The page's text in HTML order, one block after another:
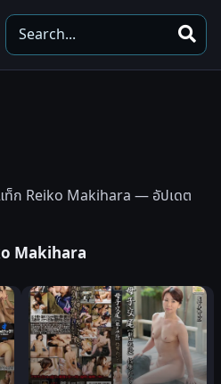
e
a
ท็ก Reiko Makihara — อัปเดต
Makihara